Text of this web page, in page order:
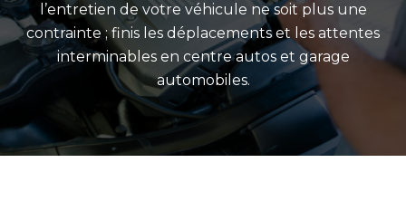
l’entretien de votre véhicule ne soit plus une
contrainte ; finis les déplacements et les attentes
interminables en centre autos et garage
automobiles.